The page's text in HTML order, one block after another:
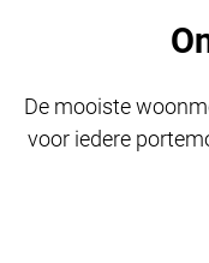
De mooiste
voor iedere